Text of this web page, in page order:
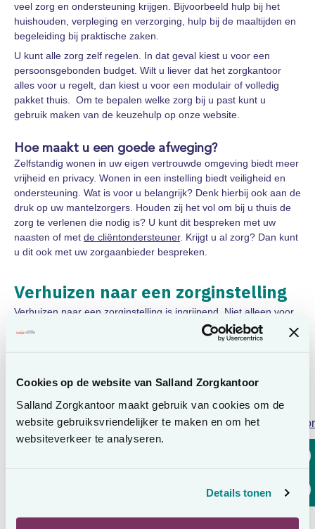
Cookies op de website van Salland Zorgkantoor
Salland Zorgkantoor maakt gebruik van cookies om de
website gebruiksvriendelijker te maken en om het
websiteverkeer te analyseren.
Details tonen
Lees voor
veel zorg en ondersteuning krijgen. Bijvoorbeeld hulp bij het
huishouden, verpleging en verzorging, hulp bij de maaltijden en
begeleiding bij praktische zaken.
U kunt alle zorg zelf regelen. In dat geval kiest u voor een
persoonsgebonden budget. Wilt u liever dat het zorgkantoor
alles voor u regelt, dan kiest u voor een modulair of volledig
pakket thuis. Om te bepalen welke zorg bij u past kunt u
gebruik maken van de keuzehulp op onze website.
Hoe maakt u een goede afweging?
Zelfstandig wonen in uw eigen vertrouwde omgeving biedt meer
vrijheid en privacy. Wonen in een instelling biedt veiligheid en
ondersteuning. Wat is voor u belangrijk? Denk hierbij ook aan de
druk op uw mantelzorgers. Houden zij het vol om bij u thuis de
zorg te verlenen die nodig is? U kunt dit bespreken met uw
naasten of met de cliëntondersteuner. Krijgt u al zorg? Dan kunt
u dit ook met uw zorgaanbieder bespreken.
Verhuizen naar een zorginstelling
Verhuizen naar een zorginstelling is ingrijpend. Niet alleen voor
u, maar ook voor de mensen om u heen. U neemt deze
beslissing niet zomaar. Het is belangrijk dat u zich thuis voelt in
Hoe kunt u zich voorbereiden op een verhuizing?
Soms komt een verhuizing plotseling, dan heeft u helaas weinig
keus en kunt u niet langer thuis blijven wonen. Het is belangrijk
om u heen. Het kan zijn dat zij de keuze voor een instelling voor